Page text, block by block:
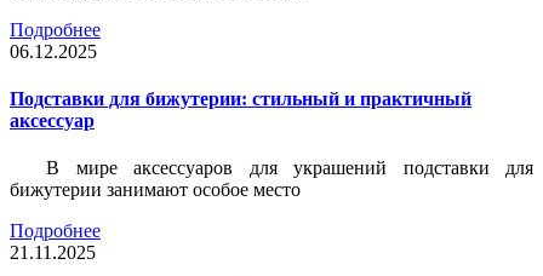
Подробнее
06.12.2025
Подставки для бижутерии: стильный и практичный
аксессуар
В мире аксессуаров для украшений подставки для
бижутерии занимают особое место
Подробнее
21.11.2025